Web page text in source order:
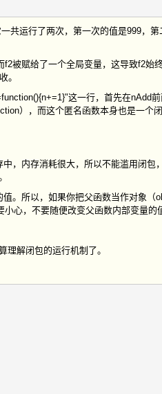
共运行了两次，第一次的值是999，
被赋给了一个全局变量，这导致f2
。
这一行，首先在nAdd
），而这个匿名函数本身也是一
，内存消耗很大，所以不能滥用闭包
。所以，如果你把父函数当作对象
心，不要随便改变父函数内部变量的
理解闭包的运行机制了。